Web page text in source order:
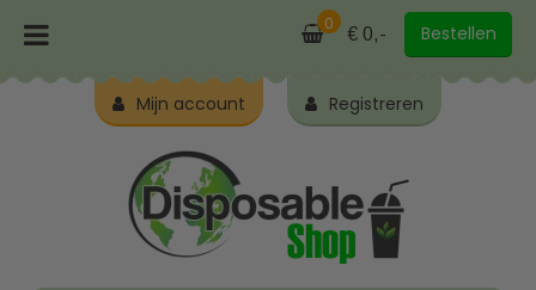
0 € 0,- Bestellen
Mijn account Registreren